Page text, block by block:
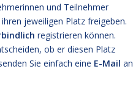
und Teilnehmer
jeweiligen Platz freigeben.
registrieren können.
ob er diesen Platz
Sie einfach eine E-Mail an